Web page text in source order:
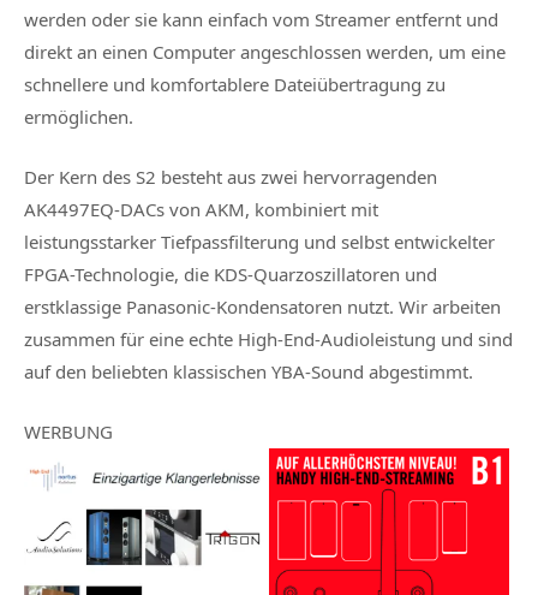
werden oder sie kann einfach vom Streamer entfernt und
direkt an einen Computer angeschlossen werden, um eine
schnellere und komfortablere Dateiübertragung zu
ermöglichen.
Der Kern des S2 besteht aus zwei hervorragenden
AK4497EQ-DACs von AKM, kombiniert mit
leistungsstarker Tiefpassfilterung und selbst entwickelter
FPGA-Technologie, die KDS-Quarzoszillatoren und
erstklassige Panasonic-Kondensatoren nutzt. Wir arbeiten
zusammen für eine echte High-End-Audioleistung und sind
auf den beliebten klassischen YBA-Sound abgestimmt.
WERBUNG